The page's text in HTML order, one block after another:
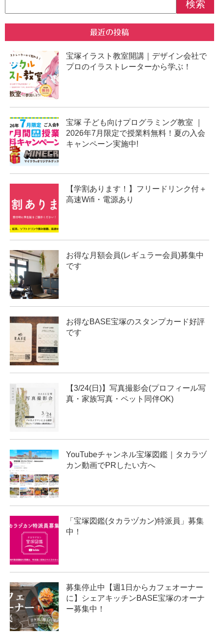
最近の投稿
宝塚イラスト教室開講｜デザイン会社で
プロのイラストレーターから学ぶ！
宝塚 子ども向けプログラミング教室 ｜
2026年7月限定で授業料無料！夏の入会
キャンペーン実施中!
【学割あります！】フリードリンク付＋
高速Wifi・電源あり
お得な月額会員(レギュラー会員)募集中
です
お得なBASE宝塚のスタンプカード好評
です
【3/24(日)】写真撮影会(プロフィール写
真・家族写真・ペット同伴OK)
YouTubeチャンネル宝塚図鑑｜タカラヅ
カン動画でPRしたい方へ
「宝塚図鑑(タカラヅカン)特派員」募集
中！
募集停止中【週1日からカフェオーナー
に】シェアキッチンBASE宝塚のオーナ
ー募集中！